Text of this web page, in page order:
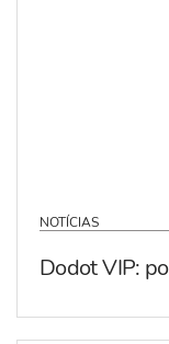
NOTÍCIAS
Dodot VIP: